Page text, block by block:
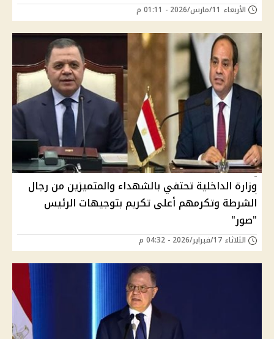
الأربعاء 11/مارس/2026 - 01:11 م
وزارة الداخلية تحتفي بالشهداء والمتميزين من رجال
الشرطة وتكرمهم أعلى تكريم بتوجيهات الرئيس
"صور"
الثلاثاء 17/فبراير/2026 - 04:32 م